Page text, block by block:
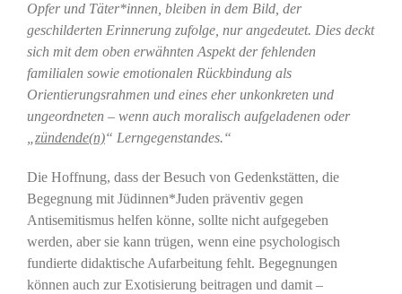
Opfer und Täter*innen, bleiben in dem Bild, der
geschilderten Erinnerung zufolge, nur angedeutet. Dies deckt
sich mit dem oben erwähnten Aspekt der fehlenden
familialen sowie emotionalen Rückbindung als
Orientierungsrahmen und eines eher unkonkreten und
ungeordneten – wenn auch moralisch aufgeladenen oder
zündende(n)“ Lerngegenstandes.“
Die Hoffnung, dass der Besuch von Gedenkstätten, die
Begegnung mit Jüdinnen*Juden präventiv gegen
Antisemitismus helfen könne, sollte nicht aufgegeben
werden, aber sie kann trügen, wenn eine psychologisch
fundierte didaktische Aufarbeitung fehlt. Begegnungen
können auch zur Exotisierung beitragen und damit –